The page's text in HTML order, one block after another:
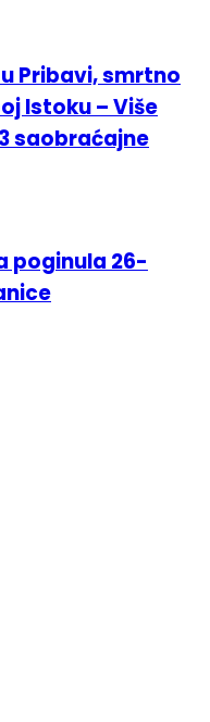
Pribavi, smrtno
Istoku – Više
saobraćajne
poginula 26-